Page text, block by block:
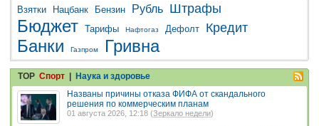
Взятки Нацбанк Бензин Рубль Штрафы
Бюджет Тарифы Нафтогаз Дефолт Кредит
Банки Газпром Гривна
TOP Спорт | Наука и здоровье
Названы причины отказа ФИФА от скандального
решения по коммерческим планам
01 августа 2026, 12:18 (Зеркало недели)